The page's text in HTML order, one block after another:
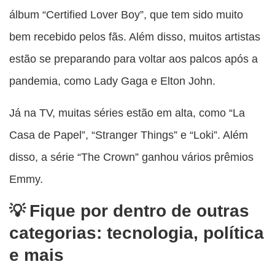
álbum “Certified Lover Boy”, que tem sido muito
bem recebido pelos fãs. Além disso, muitos artistas
estão se preparando para voltar aos palcos após a
pandemia, como Lady Gaga e Elton John.
Já na TV, muitas séries estão em alta, como “La
Casa de Papel”, “Stranger Things” e “Loki”. Além
disso, a série “The Crown” ganhou vários prêmios
Emmy.
Fique por dentro de outras
categorias: tecnologia, política
e mais